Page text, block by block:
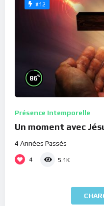
#12
86%
Présence Intemporelle
Un moment avec
4 Années Passés
4 5.1K